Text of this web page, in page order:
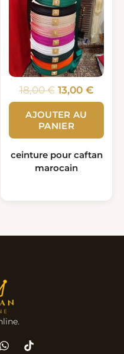
18,00€ 13,00 €
AJOUTER AU
PANIER
ceinture pour caftan
marocain